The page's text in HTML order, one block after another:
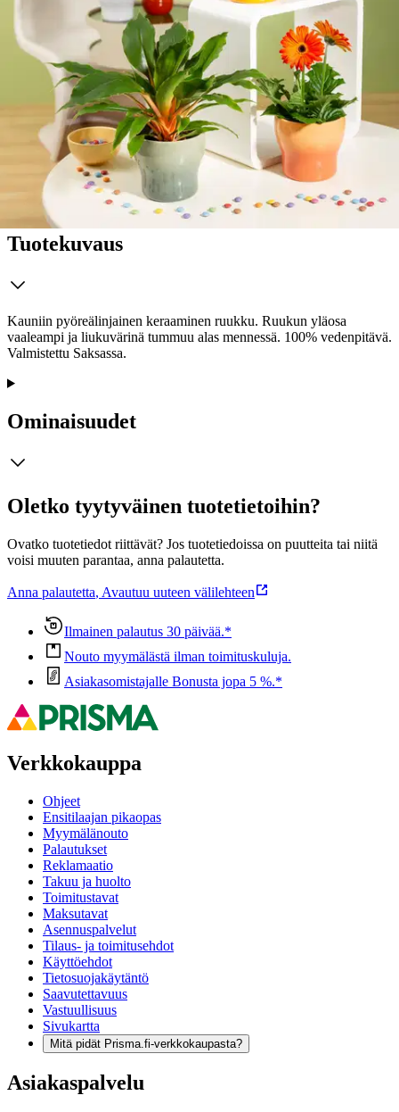
palvelupisteeseen!
Etu ei koske Suuri‑lisäpalvelulla toimitettavia tuotteita.
Tarkista myymäläsaatavuus
Tuotekuvaus
Kauniin pyöreälinjainen keraaminen ruukku. Ruukun yläosa
vaaleampi ja liukuvärinä tummuu alas mennessä. 100% vedenpitävä.
Valmistettu Saksassa.
Ominaisuudet
Oletko tyytyväinen tuotetietoihin?
Ovatko tuotetiedot riittävät? Jos tuotetiedoissa on puutteita tai niitä
voisi muuten parantaa, anna palautetta.
Anna palautetta, Avautuu uuteen välilehteen
Ilmainen palautus 30 päivää.*
Nouto myymälästä ilman toimituskuluja.
Asiakasomistajalle Bonusta jopa 5 %.*
Verkkokauppa
Ohjeet
Ensitilaajan pikaopas
Myymälänouto
Palautukset
Reklamaatio
Takuu ja huolto
Toimitustavat
Maksutavat
Asennuspalvelut
Tilaus- ja toimitusehdot
Käyttöehdot
Tietosuojakäytäntö
Saavutettavuus
Vastuullisuus
Sivukartta
Mitä pidät Prisma.fi-verkkokaupasta?
Asiakaspalvelu